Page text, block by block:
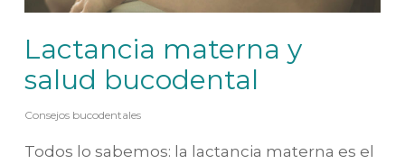
Lactancia materna y
salud bucodental
Consejos bucodentales
Todos lo sabemos: la lactancia materna es el